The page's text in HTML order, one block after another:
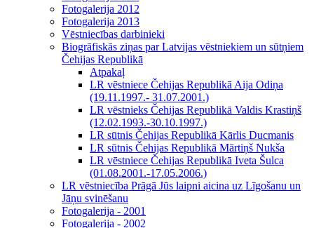
Fotogalerija 2012
Fotogalerija 2013
Vēstniecības darbinieki
Biogrāfiskās ziņas par Latvijas vēstniekiem un sūtņiem
Čehijas Republikā
Atpakaļ
LR vēstniece Čehijas Republikā Aija Odiņa
(19.11.1997.- 31.07.2001.)
LR vēstnieks Čehijas Republikā Valdis Krastiņš
(12.02.1993.-30.10.1997.)
LR sūtnis Čehijas Republikā Kārlis Ducmanis
LR sūtnis Čehijas Republikā Mārtiņš Nukša
LR vēstniece Čehijas Republikā Iveta Šulca
(01.08.2001.-17.05.2006.)
LR vēstniecība Prāgā Jūs laipni aicina uz Līgošanu un
Jāņu svinēšanu
Fotogalerija - 2001
Fotogalerija - 2002